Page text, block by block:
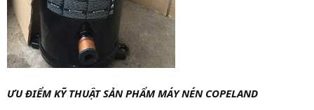
ƯU ĐIỂM KỸ THUẬT SẢN PHẨM MÁY NÉN COPELAND